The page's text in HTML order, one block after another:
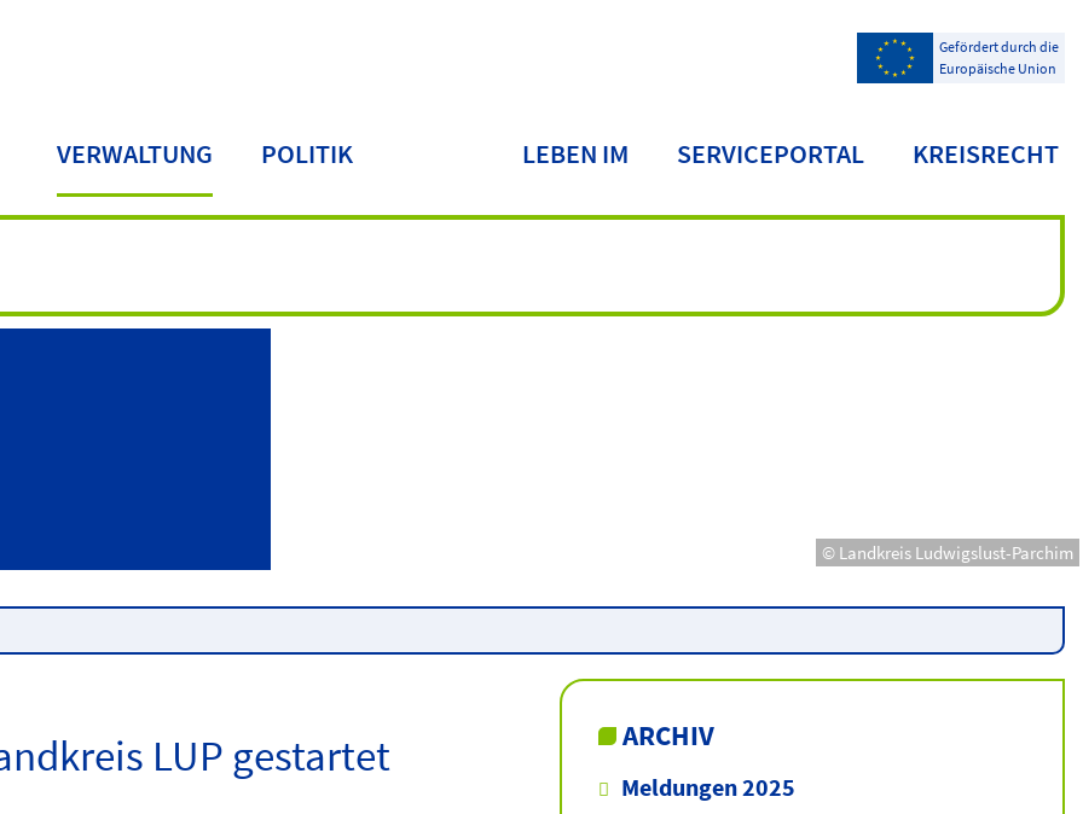
Gefördert durch die
Europäische Union
VERWALTUNG POLITIK LEBEN IM SERVICEPORTAL KREISRECHT
© Landkreis Ludwigslust-Parchim
LUP gestartet ARCHIV
Meldungen 2025